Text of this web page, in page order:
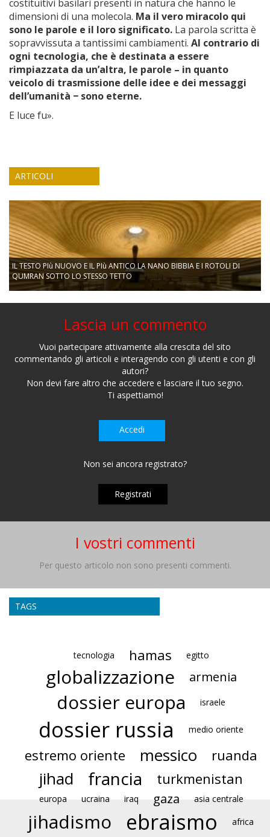
costituitivi basilari presenti in natura che hanno le
dimensioni di una molecola. Ma il vero miracolo qui
sono le parole e il loro significato. La parola scritta è
sopravvissuta a tantissimi cambiamenti. Al contrario di
ogni tecnologia, che è destinata a essere
rimpiazzata da un’altra, le parole – in quanto
veicolo di trasmissione delle idee e dei messaggi
dell’umanità − sono eterne.
E luce fu».
ARTICOLI
IL TESTO PIù NUOVO E IL PIù ANTICO LA NANO BIBBIA E I ROTOLI DI
QUMRAN SOTTO LO STESSO TETTO
Lascia un commento
Vuoi partecipare attivamente alla crescita del sito
commentando gli articoli e interagendo con gli utenti e con gli
autori?
Non devi fare altro che accedere e lasciare il tuo segno.
Ti aspettiamo!
Accedi
Non sei ancora registrato?
Registrati
I vostri commenti
Per questo articolo non sono presenti commenti.
TAGS
tecnologia hamas egitto
globalizzazione armenia
dossier europa israele
dossier russia medio oriente
estremo oriente messico ruanda
jihad francia turkmenistan
europa ucraina iraq gaza asia centrale
jihadismo ebraismo africa